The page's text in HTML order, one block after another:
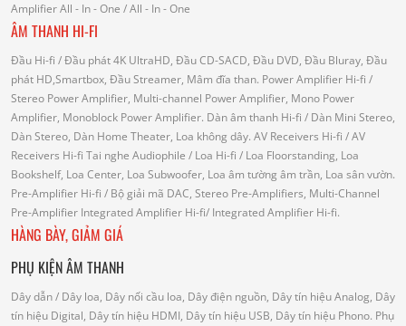
AmplifierAll - In - One / All - In - One
ÂM THANH HI-FI
Đầu Hi-fi / Đầu phát 4K UltraHD, Đầu CD-SACD, Đầu DVD, Đầu Bluray, Đầu
phát HD,Smartbox, Đầu Streamer, Mâm đĩa than. Power Amplifier Hi-fi /
Stereo Power Amplifier, Multi-channel Power Amplifier, Mono Power
Amplifier, Monoblock Power Amplifier. Dàn âm thanh Hi-fi / Dàn Mini Stereo,
Dàn Stereo, Dàn Home Theater, Loa không dây. AV Receivers Hi-fi / AV
Receivers Hi-fi Tai nghe Audiophile / Loa Hi-fi / Loa Floorstanding, Loa
Bookshelf, Loa Center, Loa Subwoofer, Loa âm tường âm trần, Loa sân vườn.
Pre-Amplifier Hi-fi / Bộ giải mã DAC, Stereo Pre-Amplifiers, Multi-Channel
Pre-Amplifier Integrated Amplifier Hi-fi/ Integrated Amplifier Hi-fi.
HÀNG BÀY, GIẢM GIÁ
PHỤ KIỆN ÂM THANH
Dây dẫn/ Dây loa, Dây nối cầu loa, Dây điện nguồn, Dây tín hiệu Analog, Dây
tín hiệu Digital, Dây tín hiệu HDMI, Dây tín hiệu USB, Dây tín hiệu Phono. Phụ